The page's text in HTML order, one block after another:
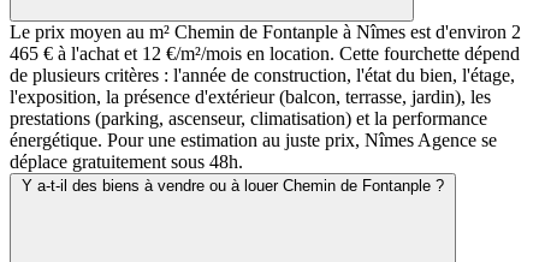
Le prix moyen au m² Chemin de Fontanple à Nîmes est d'environ 2
465 € à l'achat et 12 €/m²/mois en location. Cette fourchette dépend
de plusieurs critères : l'année de construction, l'état du bien, l'étage,
l'exposition, la présence d'extérieur (balcon, terrasse, jardin), les
prestations (parking, ascenseur, climatisation) et la performance
énergétique. Pour une estimation au juste prix, Nîmes Agence se
déplace gratuitement sous 48h.
Y a-t-il des biens à vendre ou à louer Chemin de Fontanple ?